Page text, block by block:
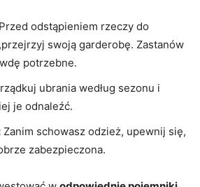
Przed odstąpieniem rzeczy do
swoją ⁣garderobę. Zastanów
potrzebne.
ubrania według sezonu‍ i‌
je odnaleźć.
Zanim schowasz⁤ odzież, upewnij ⁣się,⁢
zabezpieczona.